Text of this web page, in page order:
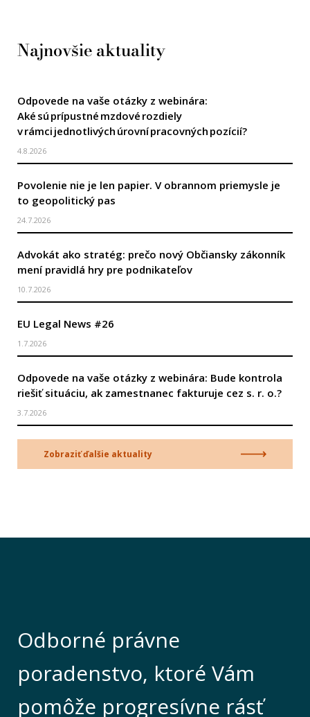
Najnovšie aktuality
Odpovede na vaše otázky z webinára:
Aké sú prípustné mzdové rozdiely
v rámci jednotlivých úrovní pracovných pozícií?
4.8.2026
Povolenie nie je len papier. V obrannom priemysle je
to geopolitický pas
24.7.2026
Advokát ako stratég: prečo nový Občiansky zákonník
mení pravidlá hry pre podnikateľov
10.7.2026
EU Legal News #26
1.7.2026
Odpovede na vaše otázky z webinára: Bude kontrola
riešiť situáciu, ak zamestnanec fakturuje cez s. r. o.?
3.7.2026
Zobraziť ďalšie aktuality
Odborné právne
poradenstvo, ktoré Vám
pomôže progresívne rásť